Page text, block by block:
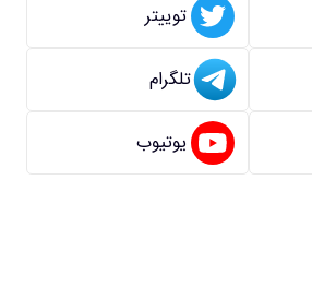
توییتر
تلگرام
یوتیوب